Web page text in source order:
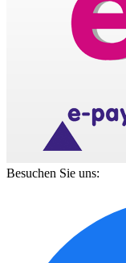
Besuchen Sie uns: